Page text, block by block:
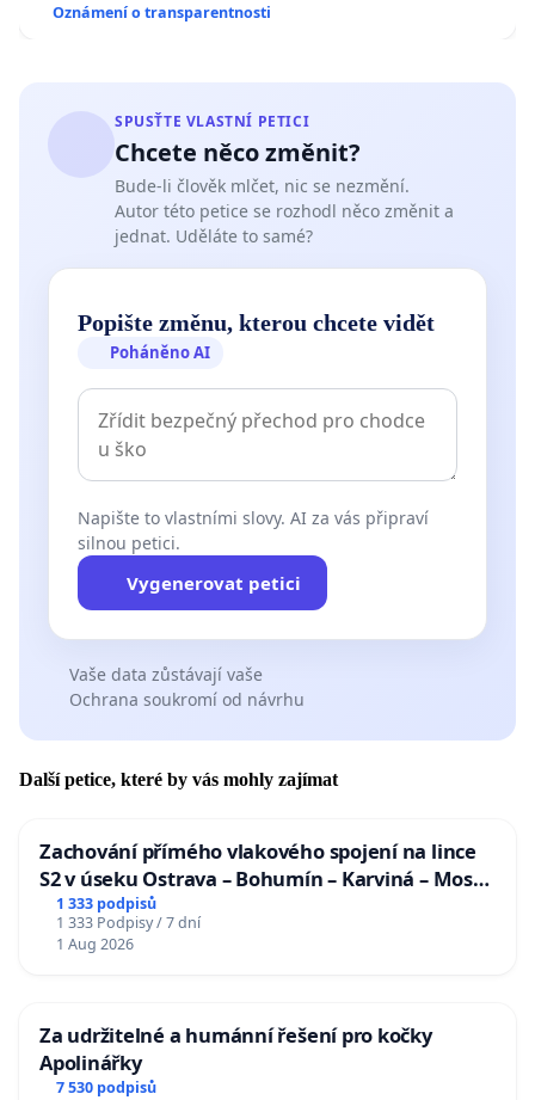
Oznámení o transparentnosti
SPUSŤTE VLASTNÍ PETICI
Chcete něco změnit?
Bude-li člověk mlčet, nic se nezmění.
Autor této petice se rozhodl něco změnit a
jednat. Uděláte to samé?
Popište změnu, kterou chcete vidět
Poháněno AI
Napište to vlastními slovy. AI za vás připraví
silnou petici.
Vygenerovat petici
Vaše data zůstávají vaše
Ochrana soukromí od návrhu
Další petice, které by vás mohly zajímat
Zachování přímého vlakového spojení na lince
S2 v úseku Ostrava – Bohumín – Karviná – Mosty
u Jablunkova
1 333 podpisů
1 333 Podpisy / 7 dní
1 Aug 2026
Za udržitelné a humánní řešení pro kočky
Apolinářky
7 530 podpisů